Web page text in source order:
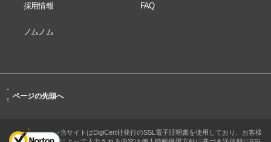
採用情報 FAQ
ノムノム
-
↑ ページの先頭へ
当サイトはDigiCert社発行のSSL電子証明書を使用しており、お客様